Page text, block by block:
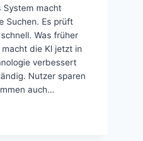
System macht
Suchen. Es prüft
Was früher
die KI jetzt in
verbessert
Nutzer sparen
auch…